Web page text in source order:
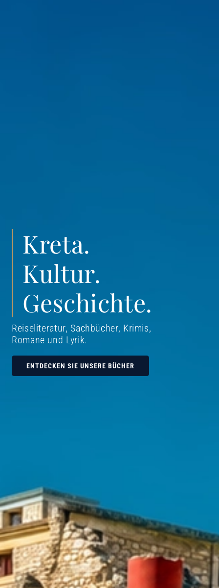
Kreta.
Kultur.
Geschichte.
Reiseliteratur, Sachbücher, Krimis,
Romane und Lyrik.
ENTDECKEN SIE UNSERE BÜCHER